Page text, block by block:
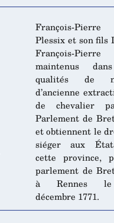
François-
Plessix et son fils
François-
maintenus
qualités de
d’ancienne
de chevalier
Parlement de
et obtiennent le
siéger aux
cette province,
parlement de
à Rennes
décembre 1771.